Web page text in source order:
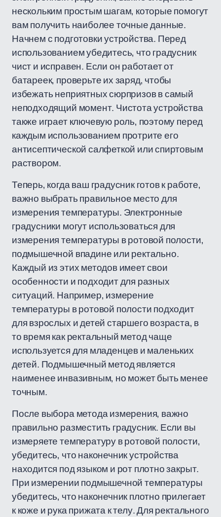
нескольким простым шагам, которые помогут
вам получить наиболее точные данные.
Начнем с подготовки устройства. Перед
использованием убедитесь, что градусник
чист и исправен. Если он работает от
батареек, проверьте их заряд, чтобы
избежать неприятных сюрпризов в самый
неподходящий момент. Чистота устройства
также играет ключевую роль, поэтому перед
каждым использованием протрите его
антисептической салфеткой или спиртовым
раствором.
Теперь, когда ваш градусник готов к работе,
важно выбрать правильное место для
измерения температуры. Электронные
градусники могут использоваться для
измерения температуры в ротовой полости,
подмышечной впадине или ректально.
Каждый из этих методов имеет свои
особенности и подходит для разных
ситуаций. Например, измерение
температуры в ротовой полости подходит
для взрослых и детей старшего возраста, в
то время как ректальный метод чаще
используется для младенцев и маленьких
детей. Подмышечный метод является
наименее инвазивным, но может быть менее
точным.
После выбора метода измерения, важно
правильно разместить градусник. Если вы
измеряете температуру в ротовой полости,
убедитесь, что наконечник устройства
находится под языком и рот плотно закрыт.
При измерении подмышечной температуры
убедитесь, что наконечник плотно прилегает
к коже и рука прижата к телу. Для ректального